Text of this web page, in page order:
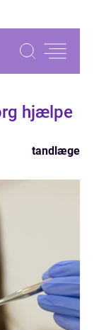
hjælpe
tandlæge